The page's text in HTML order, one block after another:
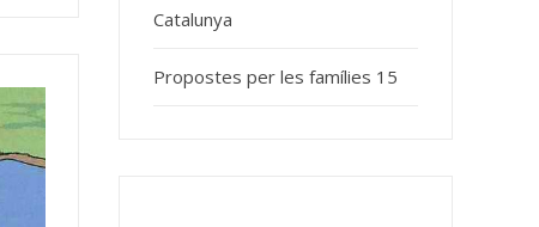
Catalunya
Propostes per les famílies 15